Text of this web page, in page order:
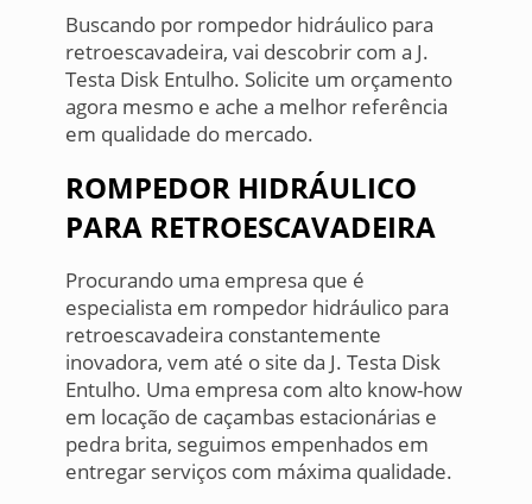
Buscando por rompedor hidráulico para
retroescavadeira, vai descobrir com a J.
Testa Disk Entulho. Solicite um orçamento
agora mesmo e ache a melhor referência
em qualidade do mercado.
ROMPEDOR HIDRÁULICO
PARA RETROESCAVADEIRA
Procurando uma empresa que é
especialista em rompedor hidráulico para
retroescavadeira constantemente
inovadora, vem até o site da J. Testa Disk
Entulho. Uma empresa com alto know-how
em locação de caçambas estacionárias e
pedra brita, seguimos empenhados em
entregar serviços com máxima qualidade.